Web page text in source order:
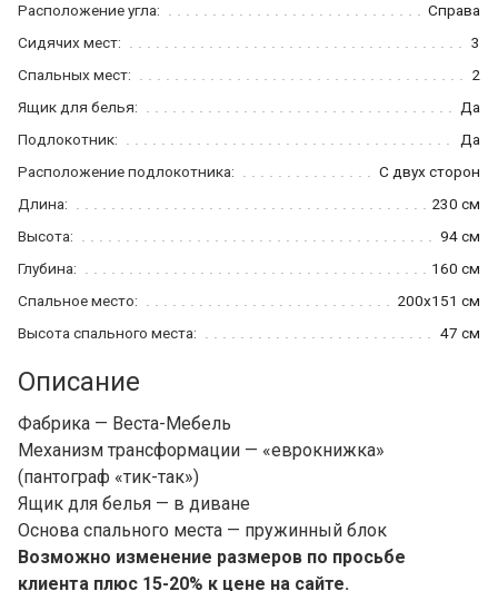
Расположение угла:
Справа
Сидячих мест:
3
Спальных мест:
2
Ящик для белья:
Да
Подлокотник:
Да
Расположение подлокотника:
С двух сторон
Длина:
230 см
Высота:
94 см
Глубина:
160 см
Спальное место:
200x151 см
Высота спального места:
47 см
Описание
Фабрика — Веста-Мебель
Механизм трансформации — «еврокнижка»
(пантограф «тик-так»)
Ящик для белья — в диване
Основа спального места — пружинный блок
Возможно изменение размеров по просьбе
клиента плюс 15-20% к цене на сайте.